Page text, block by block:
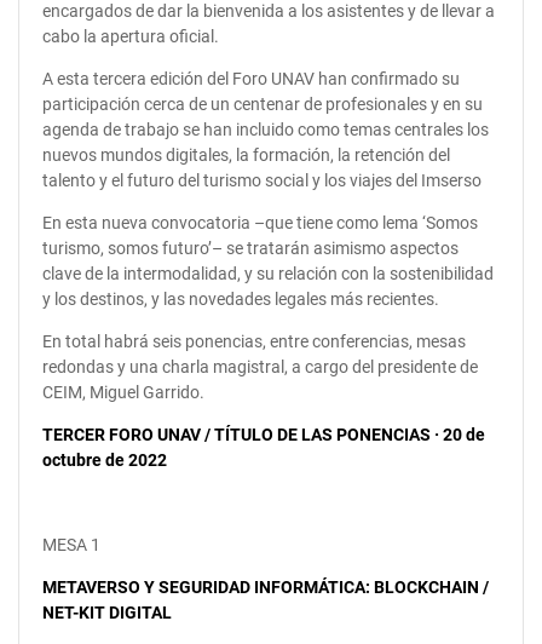
encargados de dar la bienvenida a los asistentes y de llevar a
cabo la apertura oficial.
A esta tercera edición del Foro UNAV han confirmado su
participación cerca de un centenar de profesionales y en su
agenda de trabajo se han incluido como temas centrales los
nuevos mundos digitales, la formación, la retención del
talento y el futuro del turismo social y los viajes del Imserso
En esta nueva convocatoria –que tiene como lema ‘Somos
turismo, somos futuro’– se tratarán asimismo aspectos
clave de la intermodalidad, y su relación con la sostenibilidad
y los destinos, y las novedades legales más recientes.
En total habrá seis ponencias, entre conferencias, mesas
redondas y una charla magistral, a cargo del presidente de
CEIM, Miguel Garrido.
TERCER FORO UNAV / TÍTULO DE LAS PONENCIAS · 20 de
octubre de 2022
MESA 1
METAVERSO Y SEGURIDAD INFORMÁTICA: BLOCKCHAIN /
NET-KIT DIGITAL